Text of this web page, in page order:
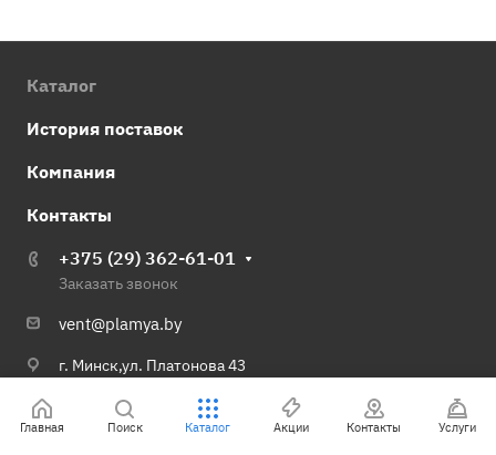
Каталог
История поставок
Компания
Контакты
+375 (29) 362-61-01
Заказать звонок
vent@plamya.by
г. Минск,ул. Платонова 43
© 2026 Группа компаний Пламя
Главная Поиск Каталог Акции Контакты Услуги